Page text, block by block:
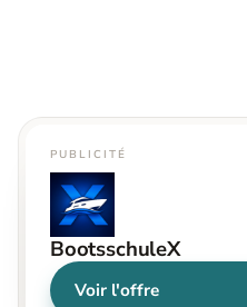
PUBLICITÉ
BootsschuleX
Voir l'offre